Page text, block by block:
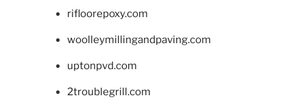
rifloorepoxy.com
woolleymillingandpaving.com
uptonpvd.com
2troublegrill.com